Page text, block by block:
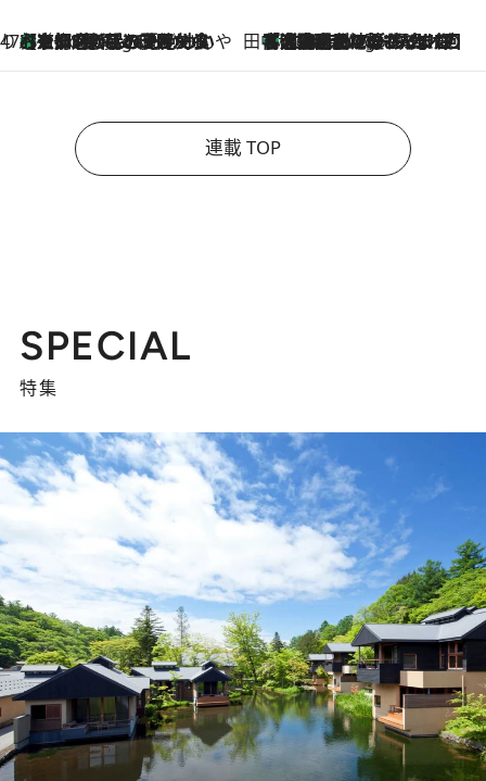
47都道府県の手みやげ ひんやりスイーツで夏を満喫
4 Hours Ago
【京都府】この夏絶対食べたい 冷やしておいしいおやつ3選 ひと口目から心を掴む新緑のテリーヌ 田中稲の勝手に再ブーム
9 Hours Ago
「湘南乃風に憧れて」観客大盛上がりの“タオル回し”に、ラッパー顔負けの高速歌唱まで…さだまさし（74）のアグレッシブすぎる現在地
連載 TOP
SPECIAL
特集